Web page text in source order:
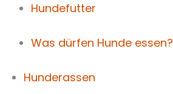
Hundefutter
Was dürfen Hunde essen?
Hunderassen